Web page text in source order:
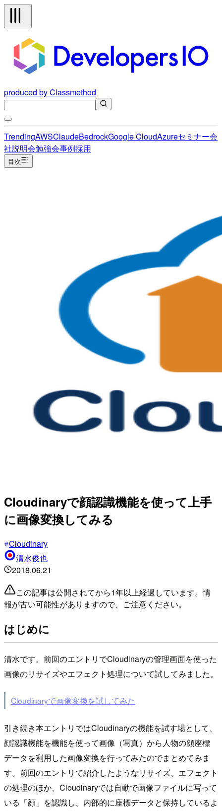
produced by Classmethod
TrendingAWSClaudeBedrockGoogle CloudAzureセミナー会
社説明会勉強会事例採用
目次
Cloudinaryで顔認識機能を使って上手
に画像変換してみる
Cloudinary
清水俊也
2018.06.21
この記事は公開されてから1年以上経過しています。情
報が古い可能性がありますので、ご注意ください。
はじめに
清水です。前回のエントリでCloudinaryの管理画面を使った
画像のリサイズやエフェクト処理について試してみました。
Cloudinaryで画像変換を試してみた
引き続き本エントリではCloudinaryの機能を試す場として、
顔認識機能を機能を使って画像（写真）から人物の顔座標
データを利用した画像変換を行ってみたのでまとめてみま
す。前回のエントリで紹介したようなリサイズ、エフェクト
の処理のほか、Cloudinaryでは自動で画像ファイルに写って
いる「顔」を認識し、内部的に座標データと保持しているよ